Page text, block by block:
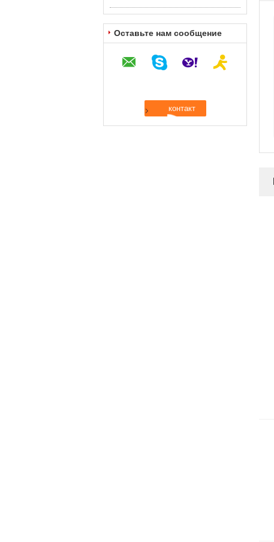
Оставьте нам сообщение